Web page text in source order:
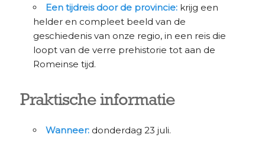
Een tijdreis door de provincie:krijg een
helder en compleet beeld van de
geschiedenis van onze regio, in een reis die
loopt van de verre prehistorie tot aan de
Romeinse tijd.
Praktische informatie
Wanneer:donderdag 23 juli.